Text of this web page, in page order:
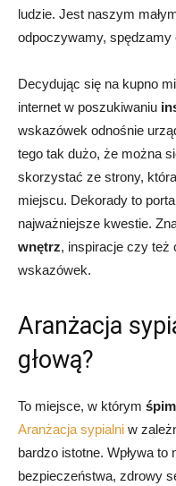
ludzie. Jest naszym
odpoczywamy,
Decydując się na kupno
internet w poszukiwaniu
wskazówek odnośnie
tego tak dużo, że można
skorzystać ze strony,
miejscu. Dekorady to
najważniejsze kwestie.
wnętrz, inspiracje czy też
wskazówek.
Aranżacja
głową?
To miejsce, w którym
Aranżacja sypialni w
bardzo istotne. Wpływa
bezpieczeństwa, zdrowy